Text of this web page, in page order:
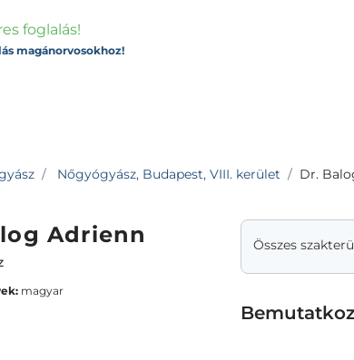
foglalás!
magánorvosokhoz!
Nőgyógyász, Budapest, VIII. kerület Dr.
Adrienn
magyar
Összes